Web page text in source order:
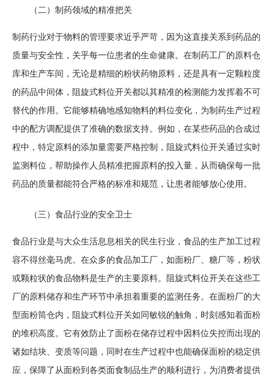
（二）制药领域的精准把关
制药行业对于物料的管理要求近乎严苛，因为这直接关系到药品的
质量与安全性，关乎每一位患者的生命健康。在制药工厂的原料仓
库和生产车间，无论是精细的粉状药物原料，还是具有一定颗粒度
的药品中间体，阻旋式料位开关都以其精准的检测能力发挥着不可
替代的作用。它能够精确地感知物料的料位变化，为制药生产过程
中的配方调配提供了准确的数据支持。例如，在某些药品的合成过
程中，特定原料的添加量需要严格控制，阻旋式料位开关通过实时
监测料位，帮助操作人员精准把握原料的投入量，从而确保每一批
药品的质量都能符合严格的标准和规范，让患者能够放心使用。
（三）食品行业的安全卫士
食品行业是与大众生活息息相关的民生行业，食品的生产加工过程
容不得丝毫马虎。在众多的食品加工厂，如面粉厂、糖厂等，粉状
或颗粒状的食品物料是生产的主要原料。阻旋式料位开关在这些工
厂的原料储存和生产环节中承担着重要的监测任务。在面粉厂的大
型面粉筒仓内，阻旋式料位开关如同敏锐的触角，时刻感知着面粉
的堆积高度。它有效防止了面粉在储存过程中因料位失控而出现的
诸如结块、变质等问题，同时在生产过程中也能确保面粉的稳定供
应，保障了从面粉到各类面食制品生产的顺利进行，为消费者提供